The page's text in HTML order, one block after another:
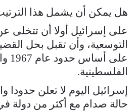
هل يمكن أن يشمل هذا
على إسرائيل أولا أن تتخلى
التوسعية، وأن تقبل بحل
الفلسطينية.
إسرائيل اليوم لا تعلن
حالة صدام مع أكثر من دولة